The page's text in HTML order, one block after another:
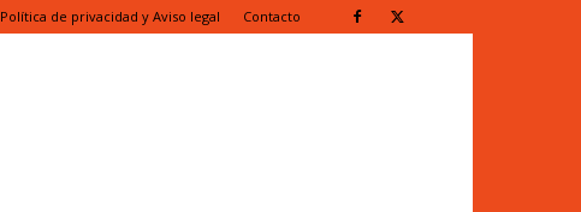
Política de privacidad y Aviso legal Contacto